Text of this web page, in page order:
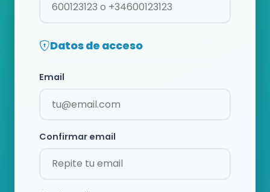
Datos de acceso
Email
Confirmar email